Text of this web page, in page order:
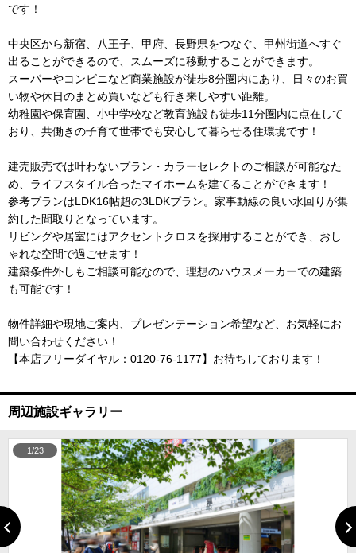
です！
中央区から新宿、八王子、甲府、長野県をつなぐ、甲州街道へすぐ
出ることができるので、スムーズに移動することができます。
スーパーやコンビニなど商業施設が徒歩8分圏内にあり、日々のお買
い物や休日のまとめ買いなども行き来しやすい距離。
幼稚園や保育園、小中学校など教育施設も徒歩11分圏内に点在して
おり、共働きの子育て世帯でも安心して暮らせる住環境です！
建売販売では叶わないプラン・カラーセレクトのご相談が可能なた
め、ライフスタイル合ったマイホームを建てることができます！
参考プランはLDK16帖超の3LDKプラン。家事動線の良い水回りが集
約した間取りとなっています。
リビングや居室にはアクセントクロスを採用することができ、おし
ゃれな空間で過ごせます！
建築条件外しもご相談可能なので、理想のハウスメーカーでの建築
も可能です！
物件詳細や現地ご案内、プレゼンテーション希望など、お気軽にお
問い合わせください！
【本店フリーダイヤル：0120-76-1177】お待ちしております！
周辺施設ギャラリー
1/23